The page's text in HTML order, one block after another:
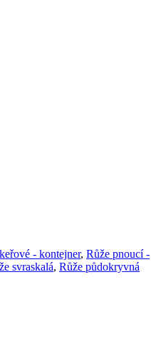
- kontejner, Růže pnoucí -
svraskalá, Růže půdokryvná